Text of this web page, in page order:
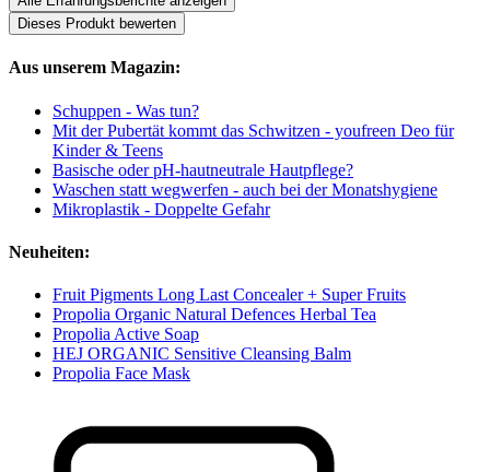
Dieses Produkt bewerten
Aus unserem Magazin:
Schuppen - Was tun?
Mit der Pubertät kommt das Schwitzen - youfreen Deo für
Kinder & Teens
Basische oder pH-hautneutrale Hautpflege?
Waschen statt wegwerfen - auch bei der Monatshygiene
Mikroplastik - Doppelte Gefahr
Neuheiten:
Fruit Pigments Long Last Concealer + Super Fruits
Propolia Organic Natural Defences Herbal Tea
Propolia Active Soap
HEJ ORGANIC Sensitive Cleansing Balm
Propolia Face Mask